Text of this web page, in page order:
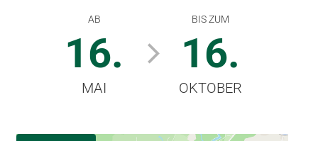
AB
16.
MAI
BIS ZUM
16.
OKTOBER